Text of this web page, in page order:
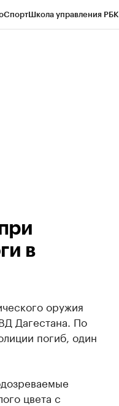
СпортШкола управления РБК
в
оружия
Дагестана. По
погиб, один
цвета с